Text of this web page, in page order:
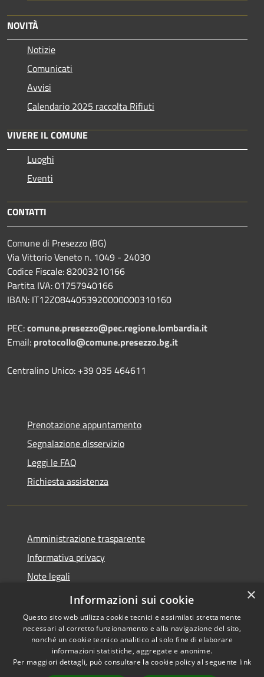
NOVITÀ
Notizie
Comunicati
Avvisi
Calendario 2025 raccolta Rifiuti
VIVERE IL COMUNE
Luoghi
Eventi
CONTATTI
Comune di Presezzo (BG)
Via Vittorio Veneto n. 1049 - 24030
Codice Fiscale: 82003210166
Partita IVA: 01757940166
IBAN: IT12Z0844053920000000310160
PEC:comune.presezzo@pec.regione.lombardia.it
Email: protocollo@comune.presezzo.bg.it
Centralino Unico: +39 035 464611
Prenotazione appuntamento
Segnalazione disservizio
Leggi le FAQ
Richiesta assistenza
Amministrazione trasparente
Informativa privacy
Note legali
Dichiarazione di accessibilità
Accessibilità
Copyright © 2026 • Comune di
Presezzo • Powered by
×
Informazioni sui cookie
Questo sito web utilizza cookie tecnici e assimilati strettamente
necessari al corretto funzionamento e alla navigazione del sito,
nonché un cookie tecnico analitico al solo fine di elaborare
informazioni statistiche, aggregate e anonime.
Per maggiori dettagli, può consultare la cookie policy al seguente link